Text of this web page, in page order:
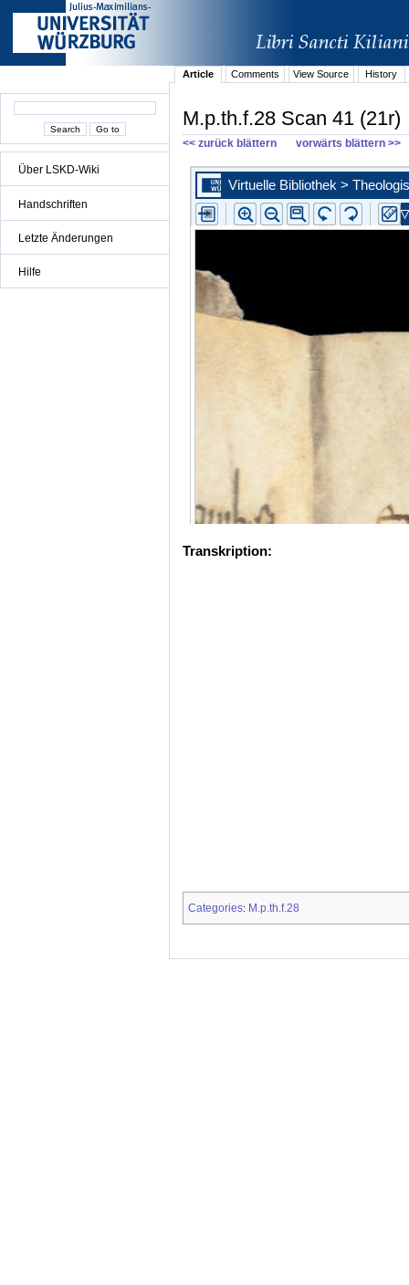
Über LSKD-Wiki
Handschriften
Letzte Änderungen
Hilfe
Article Comments View Source History
M.p.th.f.28 Scan 41 (21r)
<< zurück blättern vorwärts blättern >>
Transkription:
Categories: M.p.th.f.28